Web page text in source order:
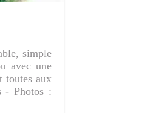
simple
avec une
toutes aux
- Photos :